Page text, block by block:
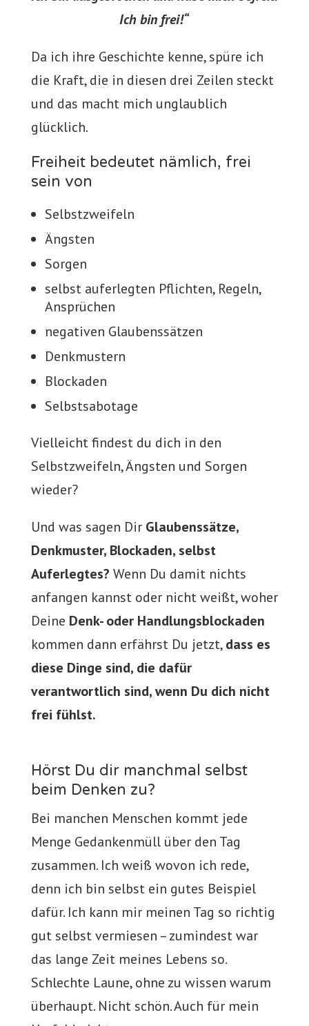
Ich bin frei!“
Da ich ihre Geschichte kenne, spüre ich
die Kraft, die in diesen drei Zeilen steckt
und das macht mich unglaublich
glücklich.
Freiheit bedeutet nämlich, frei
sein von
Selbstzweifeln
Ängsten
Sorgen
selbst auferlegten Pflichten, Regeln,
Ansprüchen
negativen Glaubenssätzen
Denkmustern
Blockaden
Selbstsabotage
Vielleicht findest du dich in den
Selbstzweifeln, Ängsten und Sorgen
wieder?
Und was sagen Dir Glaubenssätze,
Denkmuster, Blockaden, selbst
Auferlegtes? Wenn Du damit nichts
anfangen kannst oder nicht weißt, woher
Deine Denk- oder Handlungsblockaden
kommen dann erfährst Du jetzt,dass es
diese Dinge sind, die dafür
verantwortlich sind, wenn Du dich nicht
frei fühlst.
Hörst Du dir manchmal selbst
beim Denken zu?
Bei manchen Menschen kommt jede
Menge Gedankenmüll über den Tag
zusammen. Ich weiß wovon ich rede,
denn ich bin selbst ein gutes Beispiel
dafür. Ich kann mir meinen Tag so richtig
gut selbst vermiesen – zumindest war
das lange Zeit meines Lebens so.
Schlechte Laune, ohne zu wissen warum
überhaupt. Nicht schön. Auch für mein